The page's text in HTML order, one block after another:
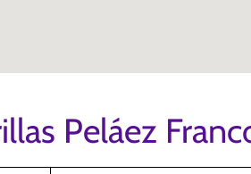
Peláez